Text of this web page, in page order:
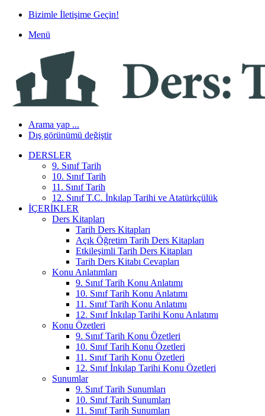
Bizimle İletişime Geçin!
Menü
Arama yap ...
Dış görünümü değiştir
DERSLER
9. Sınıf Tarih
10. Sınıf Tarih
11. Sınıf Tarih
12. Sınıf T.C. İnkılap Tarihi ve Atatürkçülük
İÇERIKLER
Ders Kitapları
Tarih Ders Kitapları
Açık Öğretim Tarih Ders Kitapları
Etkileşimli Tarih Ders Kitapları
Tarih Ders Kitabı Cevapları
Konu Anlatımları
9. Sınıf Tarih Konu Anlatımı
10. Sınıf Tarih Konu Anlatımı
11. Sınıf Tarih Konu Anlatımı
12. Sınıf İnkılap Tarihi Konu Anlatımı
Konu Özetleri
9. Sınıf Tarih Konu Özetleri
10. Sınıf Tarih Konu Özetleri
11. Sınıf Tarih Konu Özetleri
12. Sınıf İnkılap Tarihi Konu Özetleri
Sunumlar
9. Sınıf Tarih Sunumları
10. Sınıf Tarih Sunumları
11. Sınıf Tarih Sunumları